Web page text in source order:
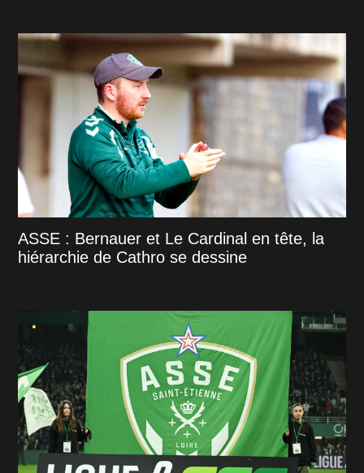
ASSE : Bernauer et Le Cardinal en tête, la
hiérarchie de Cathro se dessine